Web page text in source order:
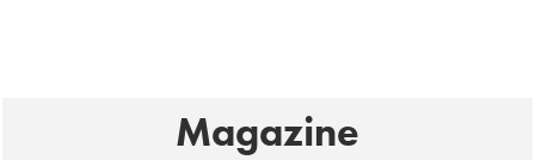
Magazine